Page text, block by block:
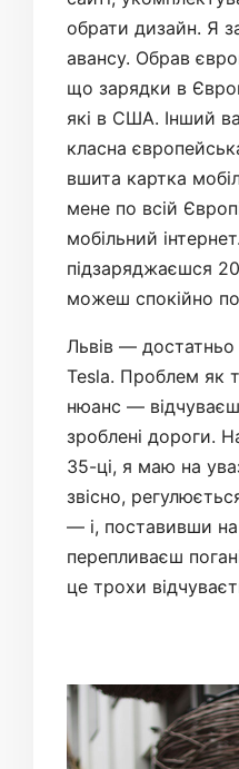
обрати дизайн. Я
авансу. Обрав
що зарядки в
які в США. Інший
класна
вшита картка
мене по всій
мобільний
підзаряджаєшся
можеш спокійно
Львів —
Tesla. Проблем як
нюанс — відчуваєш
зроблені дороги.
35-ці, я маю на
звісно,
— і, поставивши
перепливаєш
це трохи